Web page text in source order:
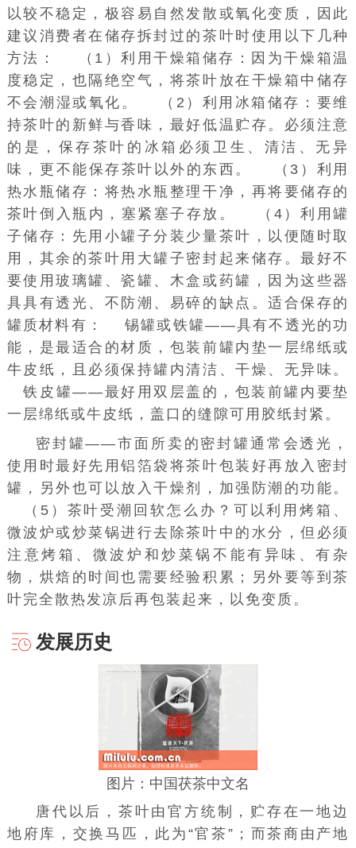
以较不稳定，极容易自然发散或氧化变质，因此
建议消费者在储存拆封过的茶叶时使用以下几种
方法： （1）利用干燥箱储存：因为干燥箱温
度稳定，也隔绝空气，将茶叶放在干燥箱中储存
不会潮湿或氧化。 （2）利用冰箱储存：要维
持茶叶的新鲜与香味，最好低温贮存。必须注意
的是，保存茶叶的冰箱必须卫生、清洁、无异
味，更不能保存茶叶以外的东西。 （3）利用
热水瓶储存：将热水瓶整理干净，再将要储存的
茶叶倒入瓶内，塞紧塞子存放。 （4）利用罐
子储存：先用小罐子分装少量茶叶，以便随时取
用，其余的茶叶用大罐子密封起来储存。最好不
要使用玻璃罐、瓷罐、木盒或药罐，因为这些器
具具有透光、不防潮、易碎的缺点。适合保存的
罐质材料有： 锡罐或铁罐——具有不透光的功
能，是最适合的材质，包装前罐内垫一层绵纸或
牛皮纸，且必须保持罐内清洁、干燥、无异味。
铁皮罐——最好用双层盖的，包装前罐内要垫
一层绵纸或牛皮纸，盖口的缝隙可用胶纸封紧。
密封罐——市面所卖的密封罐通常会透光，
使用时最好先用铝箔袋将茶叶包装好再放入密封
罐，另外也可以放入干燥剂，加强防潮的功能。
（5）茶叶受潮回软怎么办？可以利用烤箱、
微波炉或炒菜锅进行去除茶叶中的水分，但必须
注意烤箱、微波炉和炒菜锅不能有异味、有杂
物，烘焙的时间也需要经验积累；另外要等到茶
叶完全散热发凉后再包装起来，以免变质。
发展历史
图片：中国茯茶中文名
唐代以后，茶叶由官方统制，贮存在一地边
地府库，交换马匹，此为“官茶”；而茶商由产地